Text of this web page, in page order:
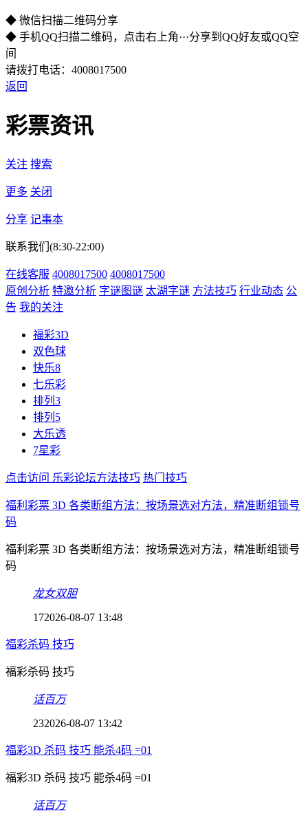
◆ 微信扫描二维码分享
◆ 手机QQ扫描二维码，点击右上角···分享到QQ好友或QQ空
间
请拨打电话：4008017500
返回
彩票资讯
关注 搜索
更多 关闭
分享 记事本
联系我们(8:30-22:00)
在线客服 4008017500 4008017500
原创分析 特邀分析 字谜图谜 太湖字谜 方法技巧 行业动态 公
告 我的关注
福彩3D
双色球
快乐8
七乐彩
排列3
排列5
大乐透
7星彩
点击访问 乐彩论坛方法技巧 热门技巧
福利彩票 3D 各类断组方法：按场景选对方法，精准断组锁号
码
福利彩票 3D 各类断组方法：按场景选对方法，精准断组锁号
码
龙女双胆
172026-08-07 13:48
福彩杀码 技巧
福彩杀码 技巧
话百万
232026-08-07 13:42
福彩3D 杀码 技巧 能杀4码 =01
福彩3D 杀码 技巧 能杀4码 =01
话百万